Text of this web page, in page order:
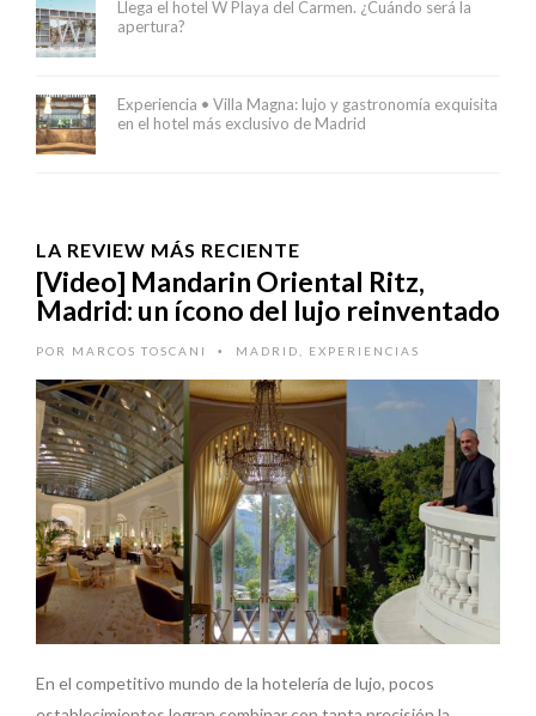
Llega el hotel W Playa del Carmen. ¿Cuándo será la
apertura?
Experiencia • Villa Magna: lujo y gastronomía exquisita
en el hotel más exclusivo de Madrid
LA REVIEW MÁS RECIENTE
[Video] Mandarin Oriental Ritz,
Madrid: un ícono del lujo reinventado
POR MARCOS TOSCANI • MADRID EXPERIENCIAS
En el competitivo mundo de la hotelería de lujo, pocos